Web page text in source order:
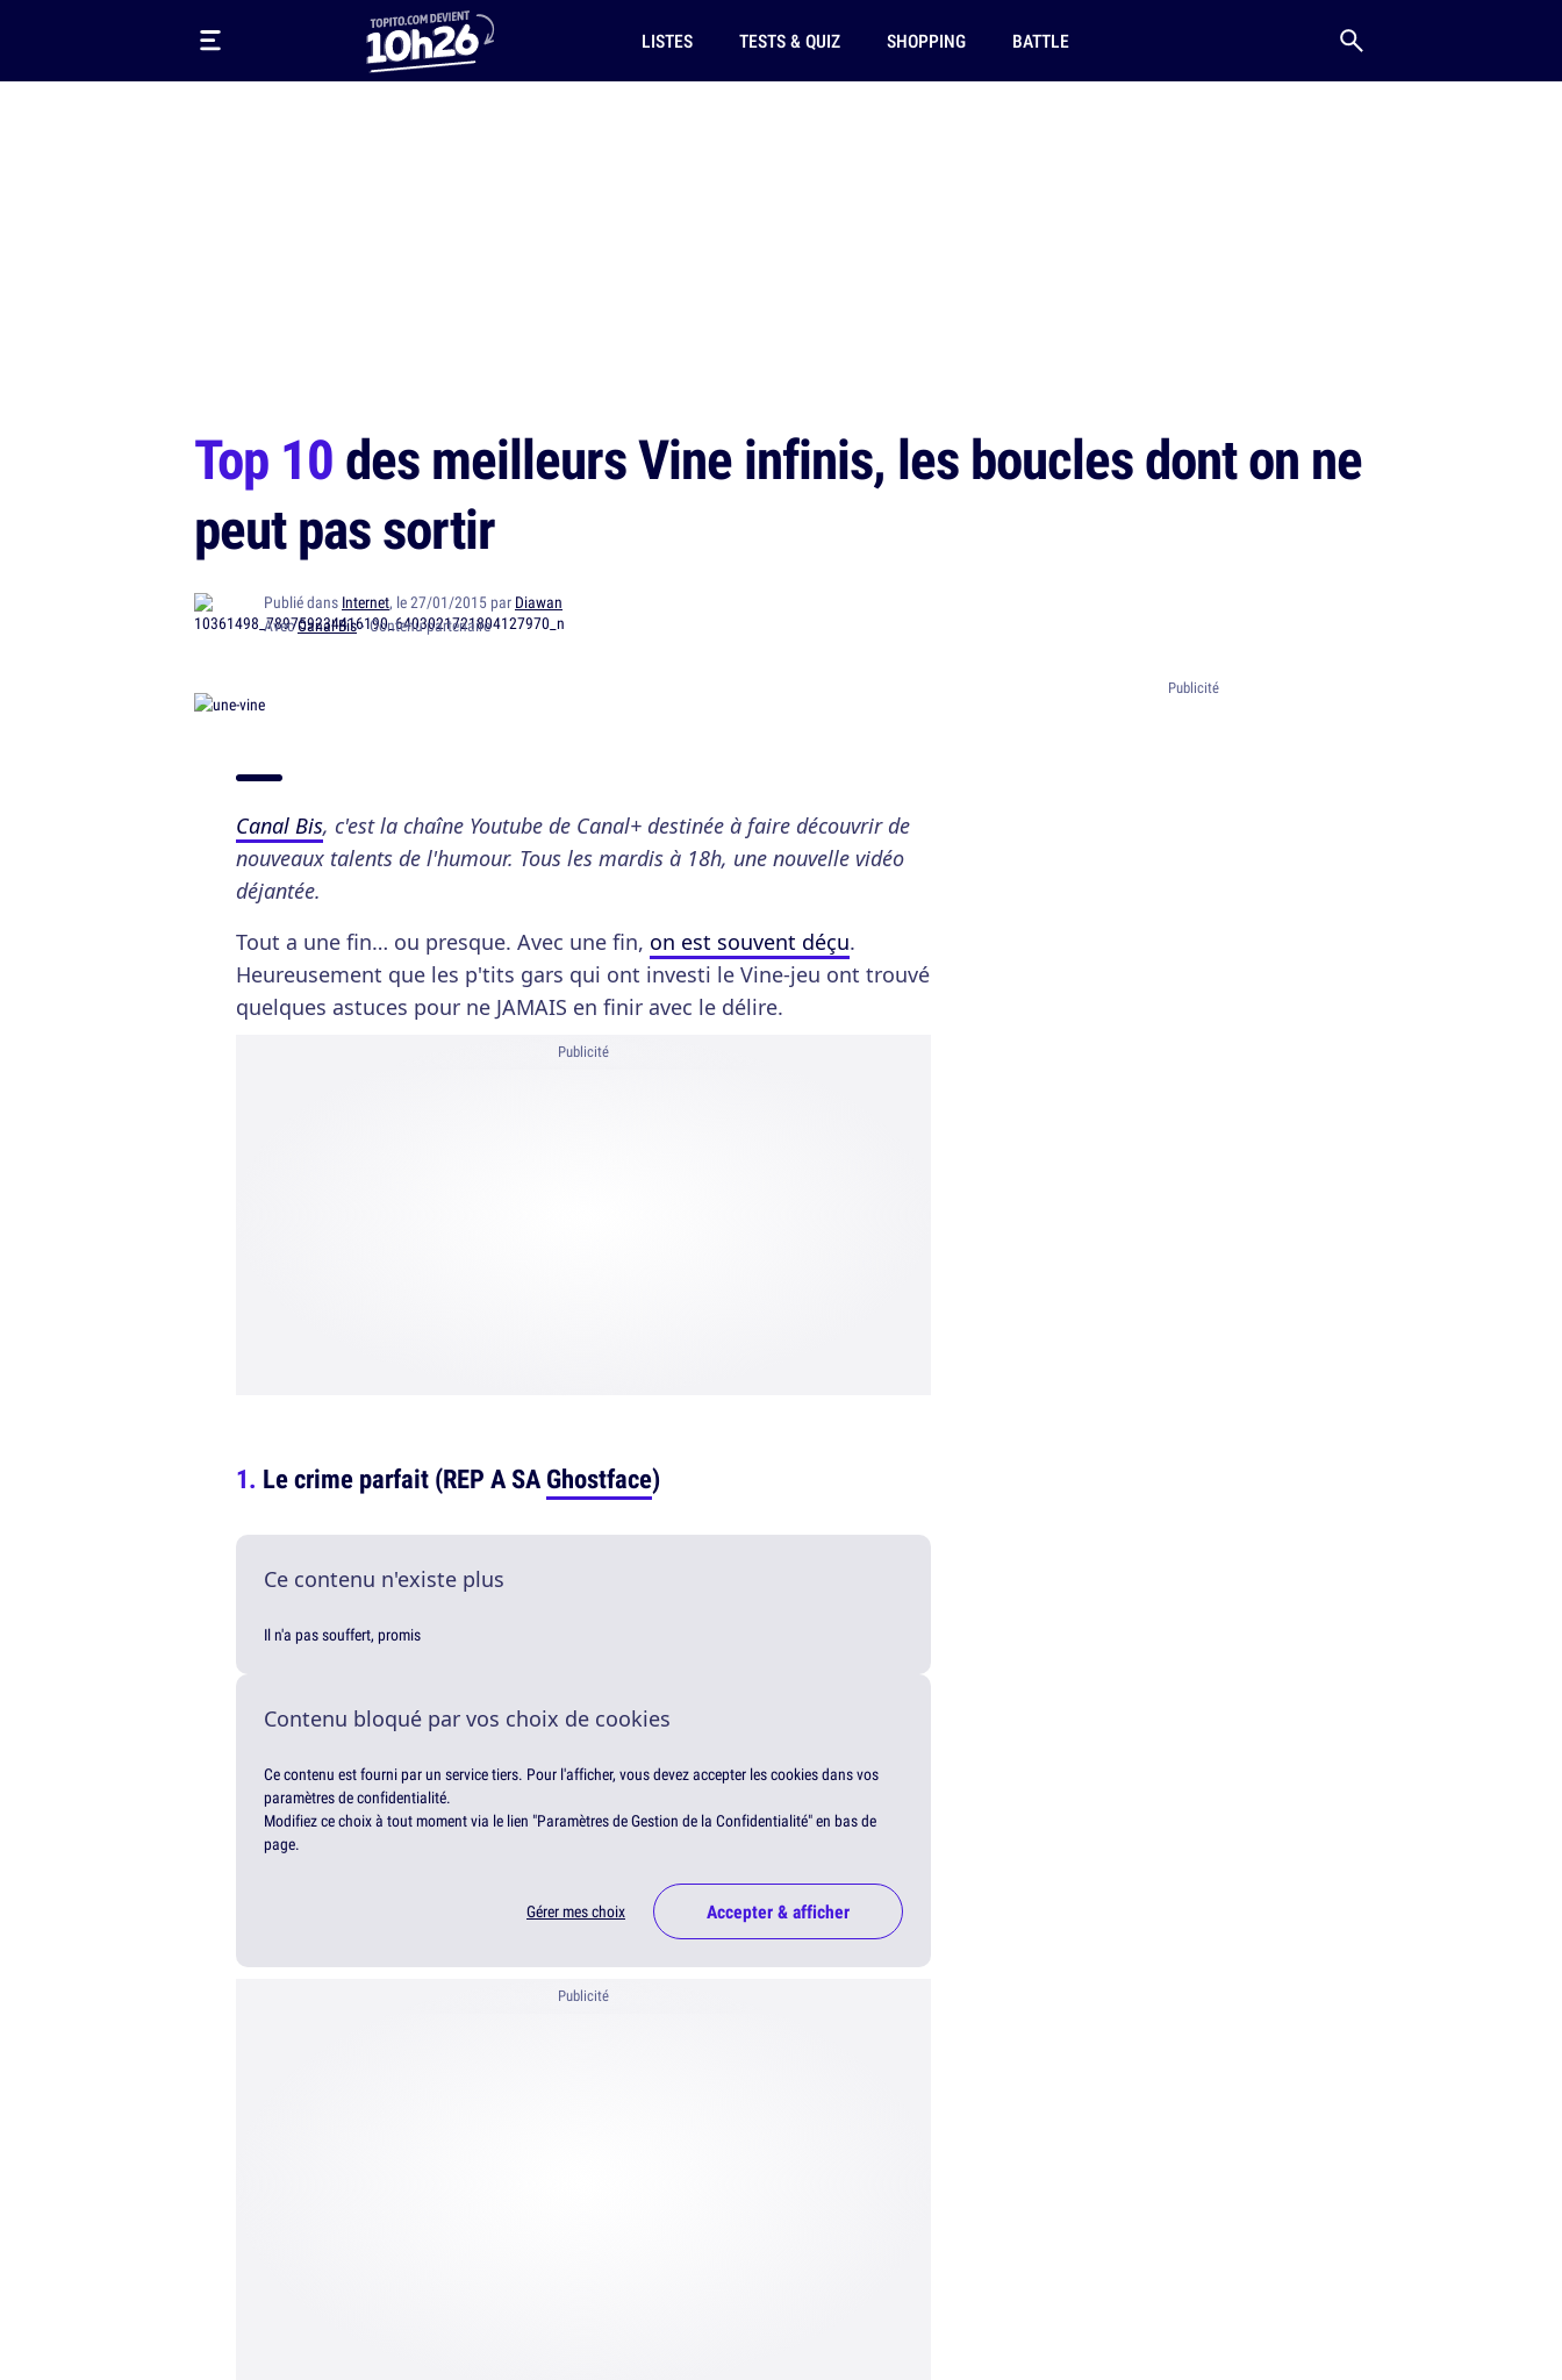
LISTES TESTS & QUIZ SHOPPING BATTLE
Top 10des meilleurs Vine infinis, les boucles dont on ne
peut pas sortir
Publié dans Internet, le 27/01/2015 par Diawan
AvecCanal Bis· Contenu partenaire
Canal Bis, c'est la chaîne Youtube de Canal+ destinée à faire découvrir de
nouveaux talents de l'humour. Tous les mardis à 18h, une nouvelle vidéo
déjantée.
Tout a une fin… ou presque. Avec une fin, on est souvent déçu.
Heureusement que les p'tits gars qui ont investi le Vine-jeu ont trouvé
quelques astuces pour ne JAMAIS en finir avec le délire.
Publicité
Le crime parfait (REP A SAGhostface)
Ce contenu n'existe plus
Il n'a pas souffert, promis
Contenu bloqué par vos choix de cookies
Ce contenu est fourni par un service tiers. Pour l'afficher, vous devez accepter les cookies dans vos
paramètres de confidentialité.
Modifiez ce choix à tout moment via le lien "Paramètres de Gestion de la Confidentialité" en bas de
page.
Gérer mes choix Accepter & afficher
Publicité